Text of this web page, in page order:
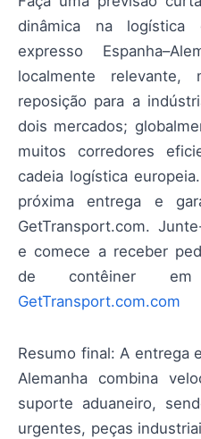
dinâmica na logística
expresso
localmente relevante,
reposição para a
dois mercados;
muitos corredores
cadeia logística
próxima entrega e
GetTransport.com.
e comece a receber
de contêiner
GetTransport.com.com
Resumo final: A entrega
Alemanha combina
suporte aduaneiro,
urgentes, peças